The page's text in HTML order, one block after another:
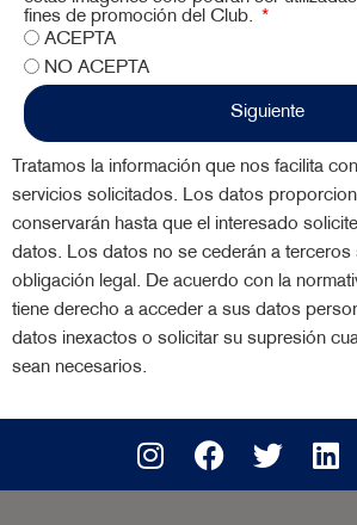
fines de promoción del Club.
ACEPTA
NO ACEPTA
Siguiente
Tratamos la información que nos facilita
servicios solicitados. Los datos
conservarán hasta que el interesado
datos. Los datos no se cederán a terceros
obligación legal. De acuerdo con la
tiene derecho a acceder a sus datos
datos inexactos o solicitar su supresión
sean necesarios.